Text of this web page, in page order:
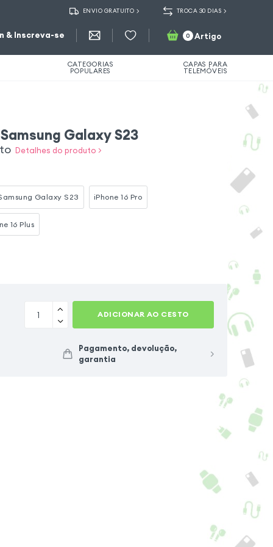
ENVIO GRATUITO TROCA 30 DIAS
& Inscreva-se 0 Artigo
CATEGORIAS
POPULARES
CAPAS PARA
TELEMÓVEIS
Galaxy S23
Detalhes do produto >
Galaxy S23 iPhone 16 Pro
16 Plus
ADICIONAR AO CESTO
Pagamento, devolução,
garantia